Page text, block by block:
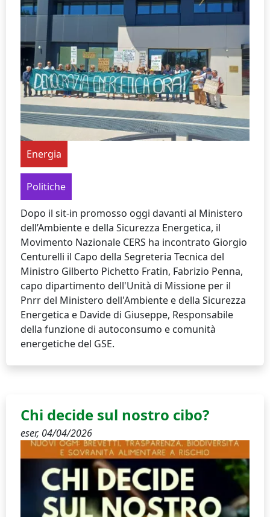
Energia
Politiche
Dopo il sit-in promosso oggi davanti al Ministero
dell’Ambiente e della Sicurezza Energetica, il
Movimento Nazionale CERS ha incontrato Giorgio
Centurelli il Capo della Segreteria Tecnica del
Ministro Gilberto Pichetto Fratin, Fabrizio Penna,
capo dipartimento dell'Unità di Missione per il
Pnrr del Ministero dell'Ambiente e della Sicurezza
Energetica e Davide di Giuseppe, Responsabile
della funzione di autoconsumo e comunità
energetiche del GSE.
Chi decide sul nostro cibo?
eser, 04/04/2026